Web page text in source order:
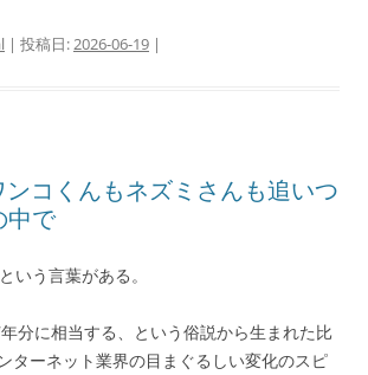
| 投稿日:2026-06-19 |
コくんもネズミさんも追いつ
中で
いう言葉がある。
分に相当する、という俗説から生まれた比
ターネット業界の目まぐるしい変化のスピ